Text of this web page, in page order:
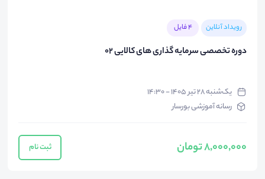
رویداد آنلاین 4 فایل
دوره تخصصی سرمایه گذاری های کالایی 02
یک‌شنبه ۲۸ تیر ۱۴۰۵ - ۱۴:۳۰
رسانه آموزشی بورسار
8,000,000 تومان ثبت نام